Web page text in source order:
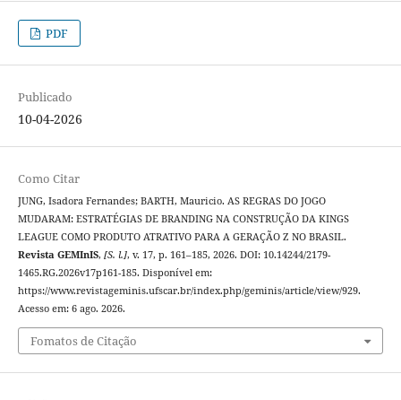
PDF
Publicado
10-04-2026
Como Citar
JUNG, Isadora Fernandes; BARTH, Mauricio. AS REGRAS DO JOGO
MUDARAM: ESTRATÉGIAS DE BRANDING NA CONSTRUÇÃO DA KINGS
LEAGUE COMO PRODUTO ATRATIVO PARA A GERAÇÃO Z NO BRASIL.
Revista GEMInIS, [S. l.], v. 17, p. 161–185, 2026. DOI: 10.14244/2179-
1465.RG.2026v17p161-185. Disponível em:
https://www.revistageminis.ufscar.br/index.php/geminis/article/view/929.
Acesso em: 6 ago. 2026.
Fomatos de Citação